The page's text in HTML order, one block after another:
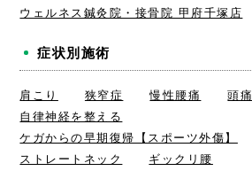
ウェルネス鍼灸院・接骨院 甲府千塚店
症状別施術
肩こり 狭窄症 慢性腰痛 頭痛
自律神経を整える
ケガからの早期復帰【スポーツ外傷】
ストレートネック
ギックリ腰